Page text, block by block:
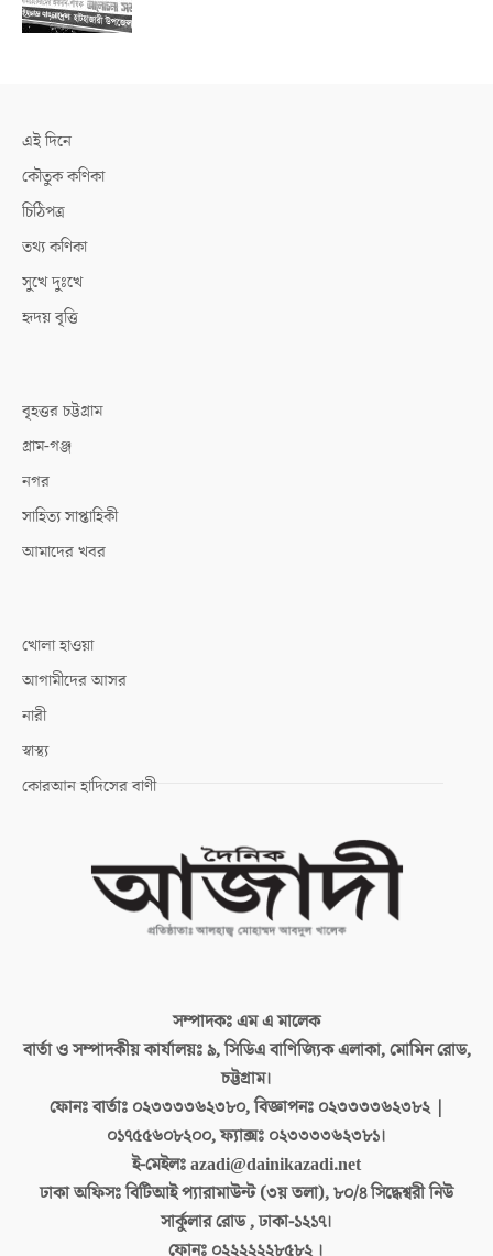
এই দিনে
কৌতুক কণিকা
চিঠিপত্র
তথ্য কণিকা
সুখে দুঃখে
হৃদয় বৃত্তি
বৃহত্তর চট্টগ্রাম
গ্রাম-গঞ্জ
নগর
সাহিত্য সাপ্তাহিকী
আমাদের খবর
খোলা হাওয়া
আগামীদের আসর
নারী
স্বাস্থ্য
কোরআন হাদিসের বাণী
সম্পাদকঃএম এ মালেক
বার্তা ও সম্পাদকীয় কার্যালয়ঃ৯, সিডিএ বাণিজ্যিক এলাকা, মোমিন রোড,
চট্টগ্রাম।
ফোনঃ বার্তাঃ ০২৩৩৩৩৬২৩৮০, বিজ্ঞাপনঃ ০২৩৩৩৩৬২৩৮২ |
০১৭৫৫৬০৮২০০, ফ্যাক্সঃ ০২৩৩৩৩৬২৩৮১।
ই-মেইলঃazadi@dainikazadi.net
ঢাকা অফিসঃবিটিআই প্যারামাউন্ট (৩য় তলা), ৮০/৪ সিদ্ধেশ্বরী নিউ
সার্কুলার রোড , ঢাকা-১২১৭।
ফোনঃ ০২২২২২২৮৫৮২ ।